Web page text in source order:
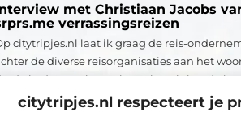
citytripjes.nl respecteert je
met Christiaan Jacobs
verrassingsreizen
citytripjes.nl laat ik graag de reis-
de diverse reisorganisaties aan het
in deze serie van interviews is het de
Lees verder